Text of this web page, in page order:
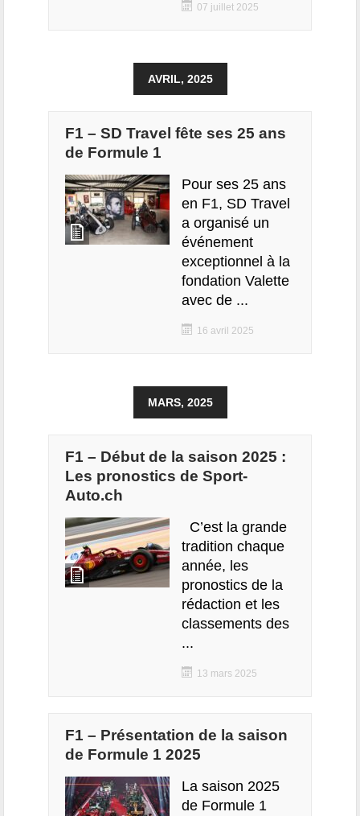
07 juillet 2025
AVRIL, 2025
F1 – SD Travel fête ses 25 ans
de Formule 1
Pour ses 25 ans
en F1, SD Travel
a organisé un
événement
exceptionnel à la
fondation Valette
avec de ...
16 avril 2025
MARS, 2025
F1 – Début de la saison 2025 :
Les pronostics de Sport-
Auto.ch
C’est la grande
tradition chaque
année, les
pronostics de la
rédaction et les
classements des
...
13 mars 2025
F1 – Présentation de la saison
de Formule 1 2025
La saison 2025
de Formule 1